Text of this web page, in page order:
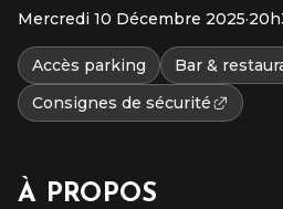
Mercredi 10 Décembre 2025·
Accès parking
Bar &
Consignes de sécurité
À PROPOS